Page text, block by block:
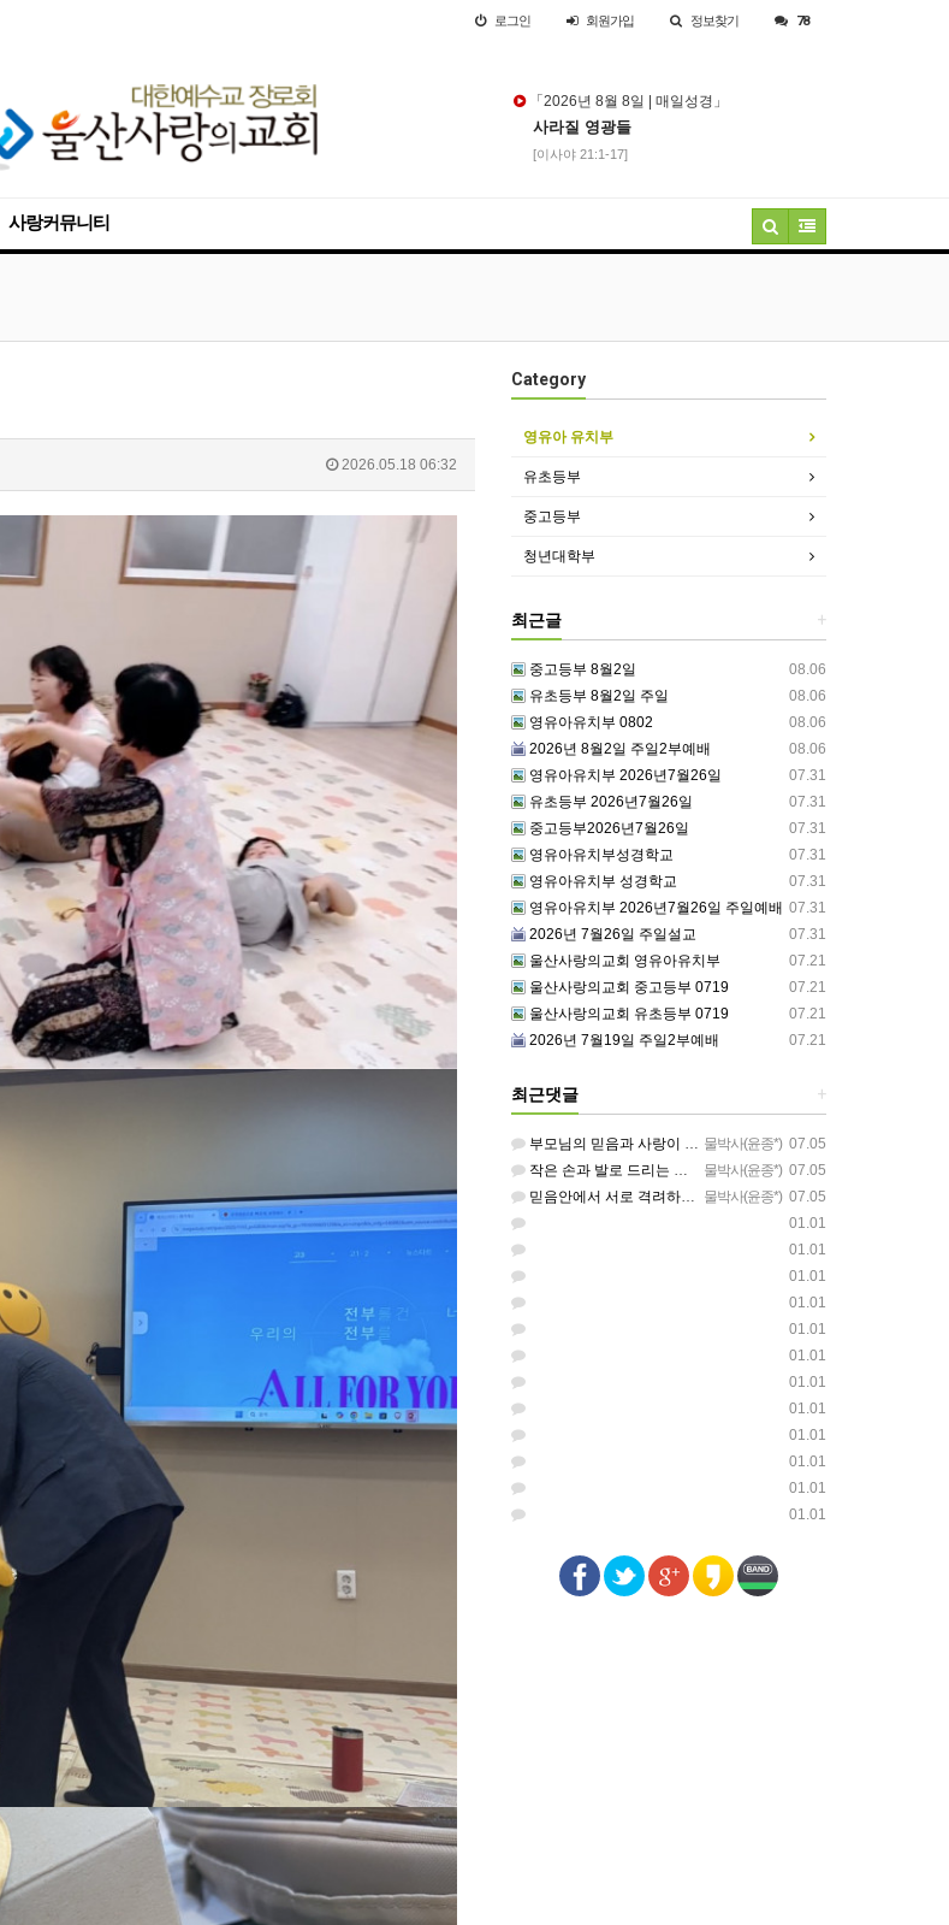
로그인 회원가입 정보찾기 78
「2026년 8월 8일 | 매일성경」
사라질 영광들
[이사야 21:1-17]
사랑커뮤니티
2026.05.18 06:32
Category
영유아 유치부
유초등부
중고등부
청년대학부
+
최근글
08.06
중고등부 8월2일
08.06
유초등부 8월2일 주일
08.06
영유아유치부 0802
08.06
2026년 8월2일 주일2부예배
07.31
영유아유치부 2026년7월26일
07.31
유초등부 2026년7월26일
07.31
중고등부2026년7월26일
07.31
영유아유치부성경학교
07.31
영유아유치부 성경학교
07.31
영유아유치부 2026년7월26일 주일예배
07.31
2026년 7월26일 주일설교
07.21
울산사랑의교회 영유아유치부
07.21
울산사랑의교회 중고등부 0719
07.21
울산사랑의교회 유초등부 0719
07.21
2026년 7월19일 주일2부예배
+
최근댓글
물박사(윤종*) 07.05
부모님의 믿음과 사랑이 아이들에게 아름답게 이어지길 축복합니다
물박사(윤종*) 07.05
작은 손과 발로 드리는 찬양이 참 아름답습니다 하나님의 사랑이 늘 함께하길 기도합니다
물박사(윤종*) 07.05
믿음안에서 서로 격려하며 아름답게 성장하는 중고등부가 되길 응원합니다
01.01
01.01
01.01
01.01
01.01
01.01
01.01
01.01
01.01
01.01
01.01
01.01